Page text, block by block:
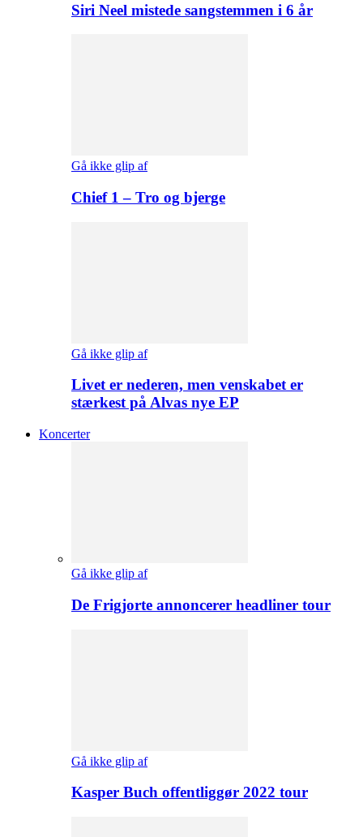
Siri Neel mistede sangstemmen i 6 år
Gå ikke glip af
Chief 1 – Tro og bjerge
Gå ikke glip af
Livet er nederen, men venskabet er
stærkest på Alvas nye EP
Koncerter
Gå ikke glip af
De Frigjorte annoncerer headliner tour
Gå ikke glip af
Kasper Buch offentliggør 2022 tour